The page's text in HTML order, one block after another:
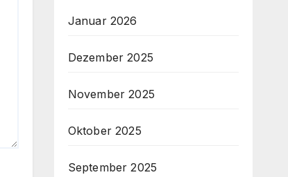
Januar 2026
Dezember 2025
November 2025
Oktober 2025
September 2025